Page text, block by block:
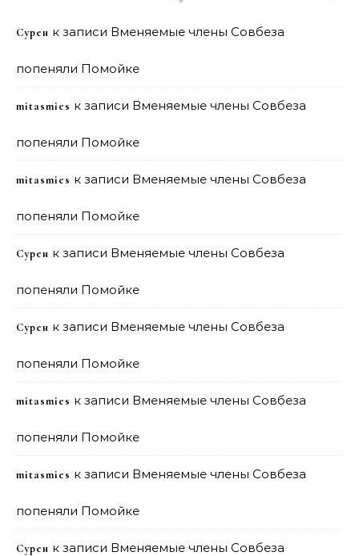
Сурен к записи Вменяемые члены Совбеза
попеняли Помойке
mitasmies к записи Вменяемые члены Совбеза
попеняли Помойке
mitasmies к записи Вменяемые члены Совбеза
попеняли Помойке
Сурен к записи Вменяемые члены Совбеза
попеняли Помойке
Сурен к записи Вменяемые члены Совбеза
попеняли Помойке
mitasmies к записи Вменяемые члены Совбеза
попеняли Помойке
mitasmies к записи Вменяемые члены Совбеза
попеняли Помойке
Сурен к записи Вменяемые члены Совбеза